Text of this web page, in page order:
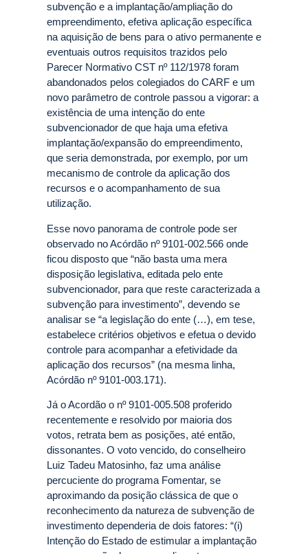
subvenção e a implantação/ampliação do
empreendimento, efetiva aplicação específica
na aquisição de bens para o ativo permanente e
eventuais outros requisitos trazidos pelo
Parecer Normativo CST nº 112/1978 foram
abandonados pelos colegiados do CARF e um
novo parâmetro de controle passou a vigorar: a
existência de uma intenção do ente
subvencionador de que haja uma efetiva
implantação/expansão do empreendimento,
que seria demonstrada, por exemplo, por um
mecanismo de controle da aplicação dos
recursos e o acompanhamento de sua
utilização.
Esse novo panorama de controle pode ser
observado no Acórdão nº 9101-002.566 onde
ficou disposto que “não basta uma mera
disposição legislativa, editada pelo ente
subvencionador, para que reste caracterizada a
subvenção para investimento”, devendo se
analisar se “a legislação do ente (…), em tese,
estabelece critérios objetivos e efetua o devido
controle para acompanhar a efetividade da
aplicação dos recursos” (na mesma linha,
Acórdão nº 9101-003.171).
Já o Acordão o nº 9101-005.508 proferido
recentemente e resolvido por maioria dos
votos, retrata bem as posições, até então,
dissonantes. O voto vencido, do conselheiro
Luiz Tadeu Matosinho, faz uma análise
percuciente do programa Fomentar, se
aproximando da posição clássica de que o
reconhecimento da natureza de subvenção de
investimento dependeria de dois fatores: “(i)
Intenção do Estado de estimular a implantação